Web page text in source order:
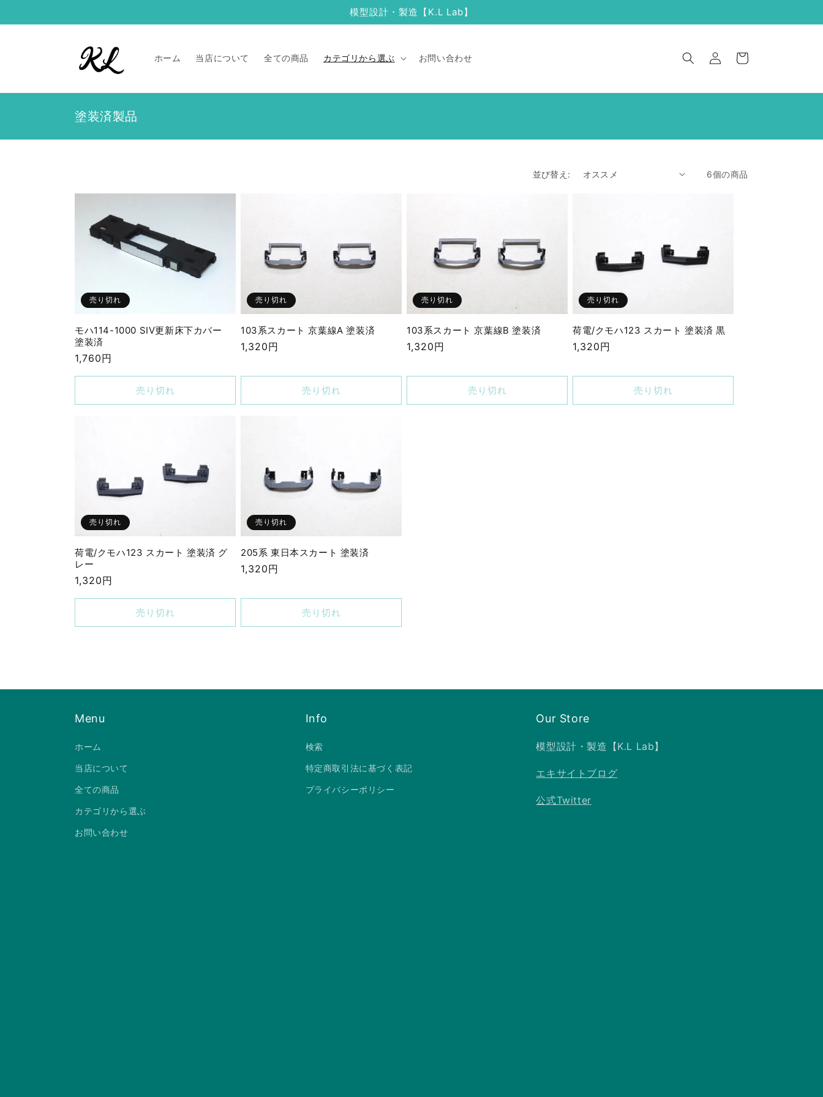
進む
模型設計・製造【K.L Lab】
ホーム 当店について 全ての商品 カテゴリから選ぶ お問い合わせ
グ
イ
ー
コ
ン
塗装済製品
並び替え: 6個の商品
売り切れ
モハ114-1000 SIV更新床下カバー
塗装済
通
常
格
1,760円
売り切れ
売り切れ
103系スカート 京葉線A 塗装済
通
価
1,320円
売り切れ
売り切れ
103系スカート 京葉線B 塗装済
通
価
1,320円
売り切れ
売り切れ
荷電/クモハ123 スカート 塗装済 黒
通
価
1,320円
売り切れ
売り切れ
荷電/クモハ123 スカート 塗装済 グ
レー
通
常
格
1,320円
売り切れ
売り切れ
205系 東日本スカート 塗装済
通
価
1,320円
売り切れ
Menu
ホーム
当店について
全ての商品
カテゴリから選ぶ
お問い合わせ
Info
検索
特定商取引法に基づく表記
プライバシーポリシー
Our Store
模型設計・製造【K.L Lab】
エキサイトブログ
公式Twitter